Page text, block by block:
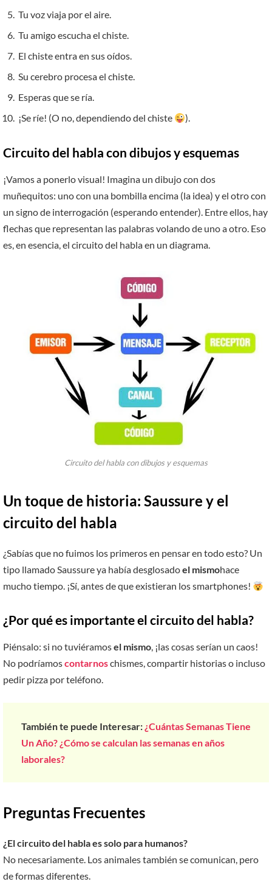
Tu voz viaja por el aire.
Tu amigo escucha el chiste.
El chiste entra en sus oídos.
Su cerebro procesa el chiste.
Esperas que se ría.
¡Se ríe! (O no, dependiendo del chiste
).
Circuito del habla con dibujos y esquemas
¡Vamos a ponerlo visual! Imagina un dibujo con dos
muñequitos: uno con una bombilla encima (la idea) y el otro con
un signo de interrogación (esperando entender). Entre ellos, hay
flechas que representan las palabras volando de uno a otro. Eso
es, en esencia, el circuito del habla en un diagrama.
Circuito del habla con dibujos y esquemas
Un toque de historia: Saussure y el
circuito del habla
¿Sabías que no fuimos los primeros en pensar en todo esto? Un
tipo llamado Saussure ya había desglosadoel mismohace
mucho tiempo. ¡Sí, antes de que existieran los smartphones!
¿Por qué es importante el circuito del habla?
Piénsalo: si no tuviéramosel mismo, ¡las cosas serían un caos!
No podríamoscontarnoschismes, compartir historias o incluso
pedir pizza por teléfono.
También te puede Interesar: ¿Cuántas Semanas Tiene
Un Año? ¿Cómo se calculan las semanas en años
laborales?
Preguntas Frecuentes
¿El circuito del habla es solo para humanos?
No necesariamente. Los animales también se comunican, pero
de formas diferentes.